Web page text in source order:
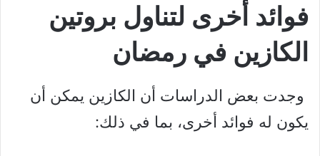
فوائد أخرى لتناول بروتين
الكازين في رمضان
وجدت بعض الدراسات أن الكازين يمكن أن
يكون له فوائد أخرى، بما في ذلك: